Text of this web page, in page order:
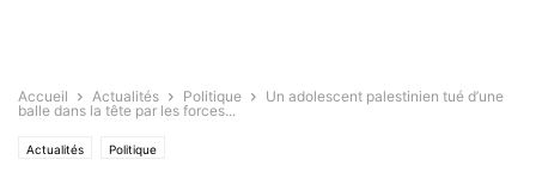
Accueil Actualités Politique
Un adolescent palestinien tué d’une
balle dans la tête par les forces...
Actualités Politique